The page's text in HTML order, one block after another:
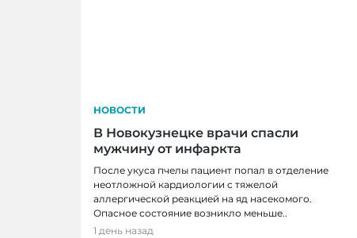
НОВОСТИ
В Новокузнецке врачи спасли
мужчину от инфаркта
После укуса пчелы пациент попал в отделение
неотложной кардиологии с тяжелой
аллергической реакцией на яд насекомого.
Опасное состояние возникло меньше..
1 день назад
НОВОСТИ
В Кузбассе наградили лучших